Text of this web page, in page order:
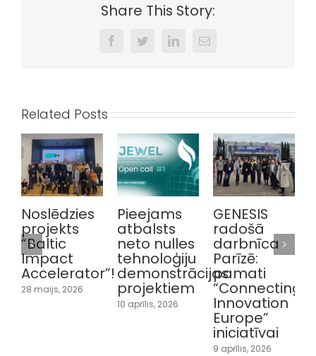
Share This Story:
FacebookTwitterLinkedInEmail
Related Posts
Noslēdzies
projekts
“Baltic
Impact
Accelerator”!
28 maijs, 2026
Pieejams
atbalsts
neto nulles
tehnoloģiju
demonstrācijas
projektiem
10 aprīlis, 2026
GENESIS
radošā
darbnīca
Parīzē:
pamati
“Connecting
Innovation
Europe”
iniciatīvai
9 aprīlis, 2026